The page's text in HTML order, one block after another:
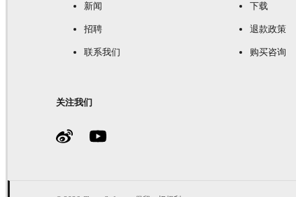
新闻
招聘
联系我们
下载
退款政策
购买咨询
关注我们